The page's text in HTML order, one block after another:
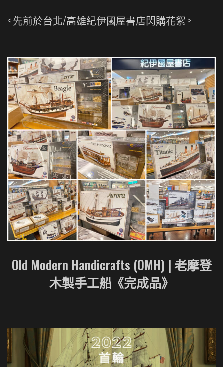
< 先前於台北/高雄紀伊國屋書店閃購花絮 >
Old Modern Handicrafts (OMH) | 老摩登
木製手工船《完成品》